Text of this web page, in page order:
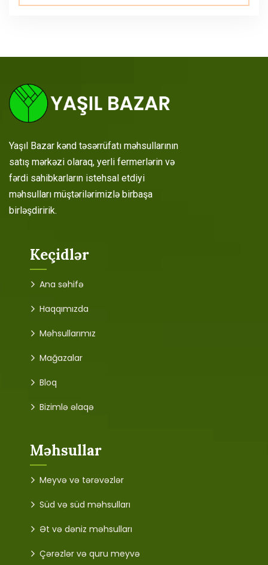
Yaşıl Bazar kənd təsərrüfatı məhsullarının
satış mərkəzi olaraq, yerli fermerlərin və
fərdi sahibkarların istehsal etdiyi
məhsulları müştərilərimizlə birbaşa
birləşdiririk.
Keçidlər
Ana səhifə
Haqqımızda
Məhsullarımız
Mağazalar
Bloq
Bizimlə əlaqə
Məhsullar
Meyvə və tərəvəzlər
Süd və süd məhsulları
Ət və dəniz məhsulları
Çərəzlər və quru meyvə